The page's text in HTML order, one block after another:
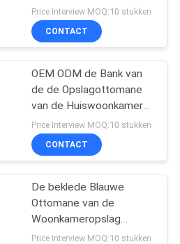
van de
69
Bank
53
Zitkamerwoonkamer met
Vier Benen
Price Interview MOQ:10 stukken
CONTACT
OEM ODM de Bank van
de de Opslagottomane
van de Huiswoonkamer
met 2 Laden
Price Interview MOQ:10 stukken
CONTACT
De beklede Blauwe
Ottomane van de
Woonkameropslag
Praktisch voor
Price Interview MOQ:10 stukken